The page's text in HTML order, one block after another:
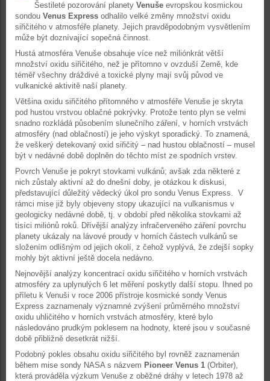
Šestileté pozorování planety Venuše evropskou kosmickou
sondou Venus Express odhalilo velké změny množství oxidu
siřičitého v atmosféře planety. Jejich pravděpodobným vysvětlením
může být doznívající sopečná činnost.
Hustá atmosféra Venuše obsahuje více než miliónkrát větší
množství oxidu siřičitého, než je přítomno v ovzduší Země, kde
téměř všechny dráždivé a toxické plyny mají svůj původ ve
vulkanické aktivitě naší planety.
Většina oxidu siřičitého přítomného v atmosféře Venuše je skryta
pod hustou vrstvou oblačné pokrývky. Protože tento plyn se velmi
snadno rozkládá působením slunečního záření, v horních vrstvách
atmosféry (nad oblačností) je jeho výskyt sporadický. To znamená,
že veškerý detekovaný oxid siřičitý – nad hustou oblačností – musel
být v nedávné době doplněn do těchto míst ze spodních vrstev.
Povrch Venuše je pokryt stovkami vulkánů; avšak zda některé z
nich zůstaly aktivní až do dnešní doby, je otázkou k diskusi,
představující důležitý vědecký úkol pro sondu Venus Express. V
rámci mise již byly objeveny stopy ukazující na vulkanismus v
geologicky nedávné době, tj. v období před několika stovkami až
tisíci miliónů roků. Dřívější analýzy infračerveného záření povrchu
planety ukázaly na lávové proudy v horních částech vulkánů se
složením odlišným od jejich okolí, z čehož vyplývá, že zdejší sopky
mohly být aktivní ještě docela nedávno.
Nejnovější analýzy koncentrací oxidu siřičitého v horních vrstvách
atmosféry za uplynulých 6 let měření poskytly další stopu. Ihned po
příletu k Venuši v roce 2006 přístroje kosmické sondy Venus
Express zaznamenaly významné zvýšení průměrného množství
oxidu uhličitého v horních vrstvách atmosféry, které bylo
následováno prudkým poklesem na hodnoty, které jsou v současné
době přibližně desetkrát nižší.
Podobný pokles obsahu oxidu siřičitého byl rovněž zaznamenán
během mise sondy NASA s názvem Pioneer Venus 1 (Orbiter),
která prováděla výzkum Venuše z oběžné dráhy v letech 1978 až